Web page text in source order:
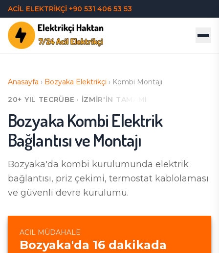
ACİL ELEKTRİKÇİ +90 531 406 53 53
Anasayfa › Bozyaka Elektrikçi › Kombi Montajı
20+ YIL TECRÜBE · İZMIR'IN TAMAMI
BozyakaKombi Elektrik
Bağlantısı ve Montajı
Bozyaka'da kombi kurulumunda elektrik
bağlantısı, priz çekimi, termostat kablolaması
ve güvenli devre kurulumu.
ACIL MÜDAHALE
Bozyaka'da 16 dakikada